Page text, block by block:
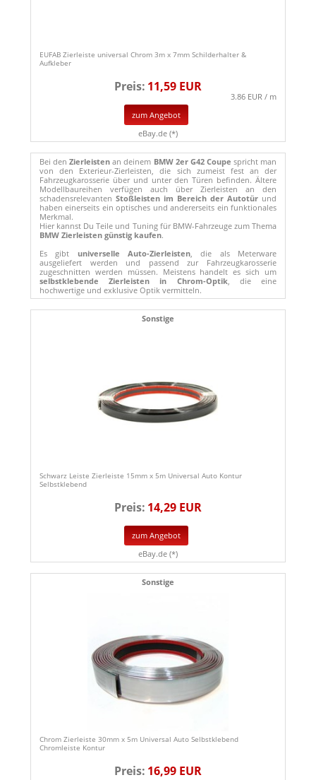
EUFAB Zierleiste universal Chrom 3m x 7mm Schilderhalter &
Aufkleber
Preis: 11,59 EUR
3.86 EUR / m
zum Angebot
eBay.de (*)
Bei denZierleisten an deinem BMW 2er G42 Coupe spricht man
von den Exterieur-Zierleisten, die sich zumeist fest an der
Fahrzeugkarosserie über und unter den Türen befinden. Ältere
Modellbaureihen verfügen auch über Zierleisten an den
schadensrelevanten Stoßleisten im Bereich der Autotür und
haben einerseits ein optisches und andererseits ein funktionales
Merkmal.
Hier kannst Du Teile und Tuning für BMW-Fahrzeuge zum Thema
BMW Zierleisten günstig kaufen.
Es gibt universelle Auto-Zierleisten , die als Meterware
ausgeliefert werden und passend zur Fahrzeugkarosserie
zugeschnitten werden müssen. Meistens handelt es sich um
selbstklebende Zierleisten in Chrom-Optik, die eine
hochwertige und exklusive Optik vermitteln.
Sonstige
Schwarz Leiste Zierleiste 15mm x 5m Universal Auto Kontur
Selbstklebend
Preis: 14,29 EUR
zum Angebot
eBay.de (*)
Sonstige
Chrom Zierleiste 30mm x 5m Universal Auto Selbstklebend
Chromleiste Kontur
Preis: 16,99 EUR